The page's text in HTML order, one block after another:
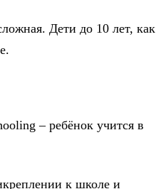
Дети до 10 лет, как
– ребёнок учится в
к школе и